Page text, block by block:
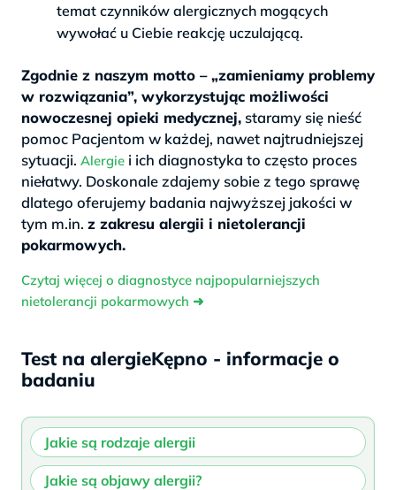
temat czynników alergicznych mogących
wywołać u Ciebie reakcję uczulającą.
Zgodnie z naszym motto – „zamieniamy problemy
w rozwiązania”, wykorzystując możliwości
nowoczesnej opieki medycznej, staramy się nieść
pomoc Pacjentom w każdej, nawet najtrudniejszej
sytuacji. Alergie i ich diagnostyka to często proces
niełatwy. Doskonale zdajemy sobie z tego sprawę
dlatego oferujemy badania najwyższej jakości w
tym m.in. z zakresu alergii i nietolerancji
pokarmowych.
Czytaj więcej o diagnostyce najpopularniejszych
nietolerancji pokarmowych ➜
Test na alergieKępno - informacje o
badaniu
Jakie są rodzaje alergii
Jakie są objawy alergii?